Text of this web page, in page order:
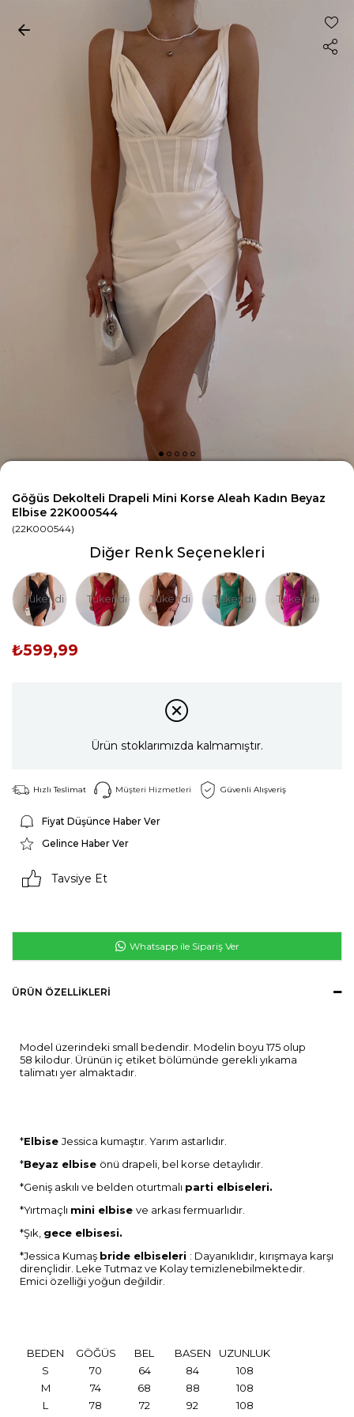
Göğüs Dekolteli Drapeli Mini Korse Aleah Kadın Beyaz
Elbise 22K000544
(22K000544)
Diğer Renk Seçenekleri
Tükendi Tükendi Tükendi Tükendi Tükendi
₺599,99
Ürün stoklarımızda kalmamıştır.
Hızlı Teslimat Müşteri Hizmetleri Güvenli Alışveriş
Fiyat Düşünce Haber Ver
Gelince Haber Ver
Tavsiye Et
Whatsapp ile Sipariş Ver
ÜRÜN ÖZELLIKLERI
Model üzerindeki small bedendir. Modelin boyu 175 olup
58 kilodur. Ürünün iç etiket bölümünde gerekli yıkama
talimatı yer almaktadır.
*Elbise Jessica kumaştır. Yarım astarlıdır.
*Beyaz elbise önü drapeli, bel korse detaylıdır.
*Geniş askılı ve belden oturtmalı parti elbiseleri.
*Yırtmaçlı mini elbise ve arkası fermuarlıdır.
*Şık, gece elbisesi.
*Jessica Kumaş bride elbiseleri : Dayanıklıdır, kırışmaya karşı
dirençlidir. Leke Tutmaz ve Kolay temizlenebilmektedir.
Emici özelliği yoğun değildir.
BEDEN GÖĞÜS BEL BASEN
UZUNLUK
S
70 64 84
108
M
74 68 88
108
L
78 72 92 108